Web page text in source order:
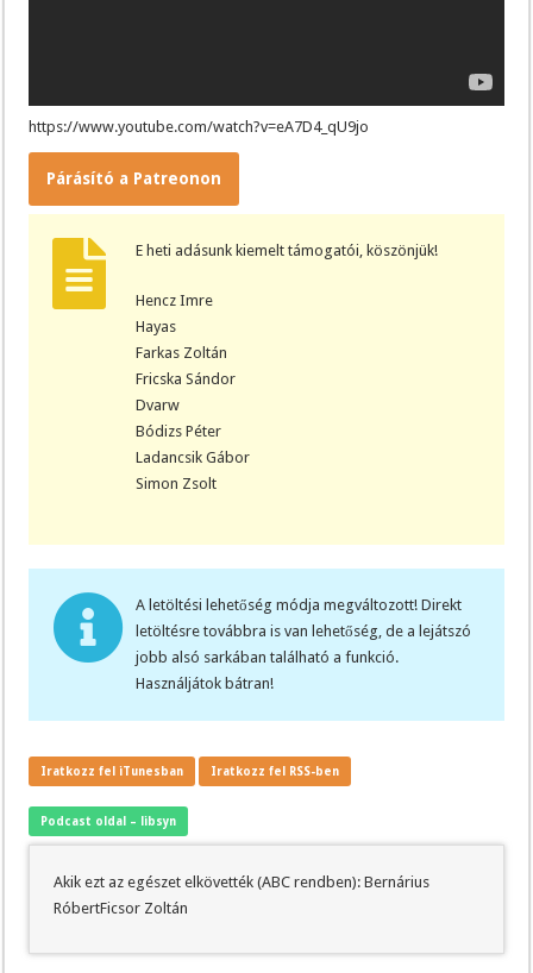
https://www.youtube.com/watch?v=eA7D4_qU9jo
Párásító a Patreonon
E heti adásunk kiemelt támogatói, köszönjük!
Hencz Imre
Hayas
Farkas Zoltán
Fricska Sándor
Dvarw
Bódizs Péter
Ladancsik Gábor
Simon Zsolt
A letöltési lehetőség módja megváltozott! Direkt
letöltésre továbbra is van lehetőség, de a lejátszó
jobb alsó sarkában található a funkció.
Használjátok bátran!
Iratkozz fel iTunesban Iratkozz fel RSS-ben
Podcast oldal – libsyn
Akik ezt az egészet elkövették (ABC rendben): Bernárius
RóbertFicsor Zoltán